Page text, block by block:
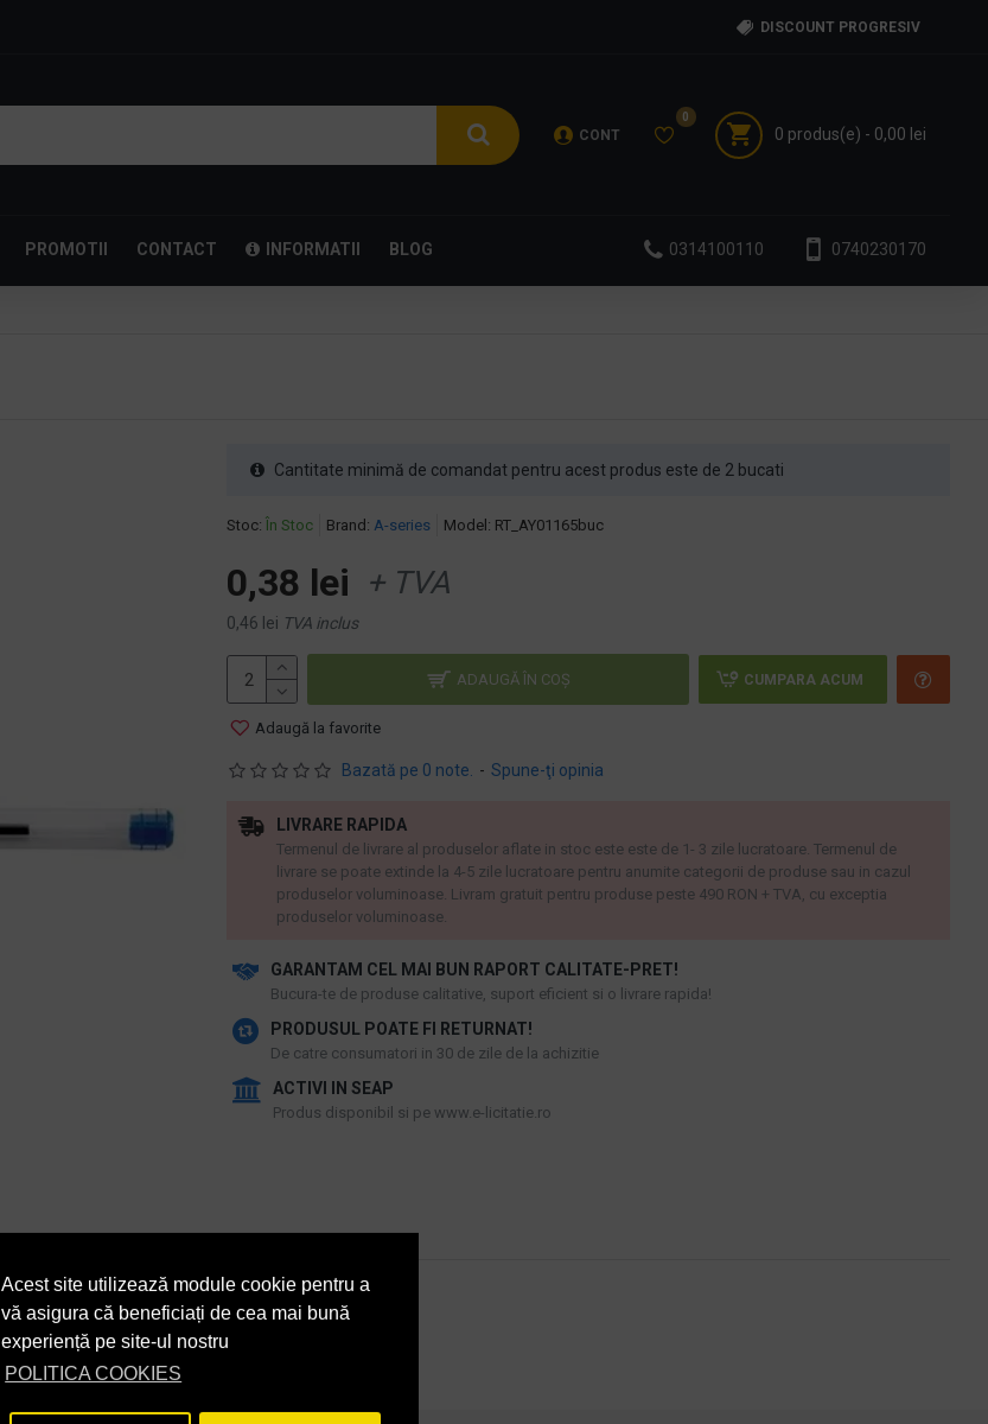
Acest site utilizează module cookie pentru a
vă asigura că beneficiați de cea mai bună
experiență pe site-ul nostru
POLITICA COOKIES
DISCOUNT PROGRESIV
CONT
0
0 produs(e) - 0,00 lei
PROMOTII CONTACT INFORMATII BLOG 0314100110 0740230170
Stoc: În Stoc Brand: A-series Model: RT_AY01165buc
Bazată pe 0 note. - Spune-ţi opinia
0,38 lei + TVA
0,46 lei TVA inclus
ADAUGĂ ÎN COŞ CUMPARA ACUM
Adaugă la favorite
Cantitate minimă de comandat pentru acest produs este de 2 bucati
GARANTAM CEL MAI BUN RAPORT CALITATE-PRET!
​Bucura-te de produse calitative, suport eficient si o livrare rapida!
PRODUSUL POATE FI RETURNAT!
De catre consumatori in 30 de zile de la achizitie
ACTIVI IN SEAP
Produs disponibil si pe www.e-licitatie.ro
LIVRARE RAPIDA
Termenul de livrare al produselor aflate in stoc este este de 1- 3 zile lucratoare. Termenul de
livrare se poate extinde la 4-5 zile lucratoare pentru anumite categorii de produse sau in cazul
produselor voluminoase. Livram gratuit pentru produse peste 490 RON + TVA, cu exceptia
produselor voluminoase.